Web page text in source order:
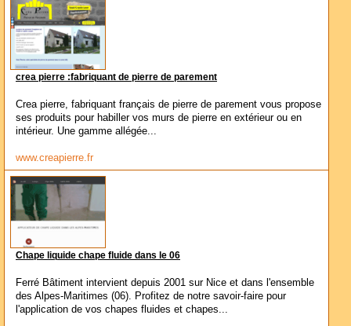
crea pierre :fabriquant de pierre de parement
Crea pierre, fabriquant français de pierre de parement vous propose
ses produits pour habiller vos murs de pierre en extérieur ou en
intérieur. Une gamme allégée...
www.creapierre.fr
Chape liquide chape fluide dans le 06
Ferré Bâtiment intervient depuis 2001 sur Nice et dans l'ensemble
des Alpes-Maritimes (06). Profitez de notre savoir-faire pour
l'application de vos chapes fluides et chapes...